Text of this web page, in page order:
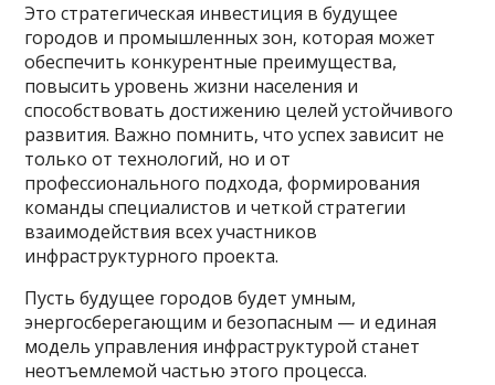
Это стратегическая инвестиция в будущее
городов и промышленных зон, которая может
обеспечить конкурентные преимущества,
повысить уровень жизни населения и
способствовать достижению целей устойчивого
развития. Важно помнить, что успех зависит не
только от технологий, но и от
профессионального подхода, формирования
команды специалистов и четкой стратегии
взаимодействия всех участников
инфраструктурного проекта.
Пусть будущее городов будет умным,
энергосберегающим и безопасным — и единая
модель управления инфраструктурой станет
неотъемлемой частью этого процесса.